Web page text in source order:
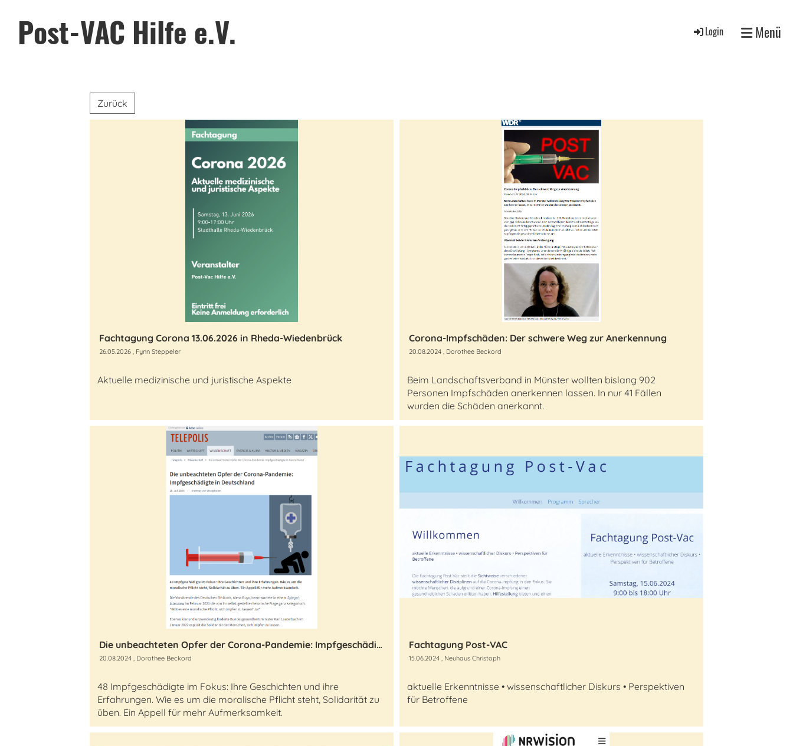
Post-VAC Hilfe e.V. Login Menü
Zurück
Fachtagung Corona 13.06.2026 in Rheda-Wiedenbrück
26.05.2026 , Fynn Steppeler
Aktuelle medizinische und juristische Aspekte
Corona-Impfschäden: Der schwere Weg zur Anerkennung
20.08.2024, Dorothee Beckord
Beim Landschaftsverband in Münster wollten bislang 902
Personen Impfschäden anerkennen lassen. In nur 41 Fällen
wurden die Schäden anerkannt.
Die unbeachteten Opfer der Corona-Pandemie: Impfgeschädigte in Deutschland
20.08.2024 , Dorothee Beckord
48 Impfgeschädigte im Fokus: Ihre Geschichten und ihre
Erfahrungen. Wie es um die moralische Pflicht steht, Solidarität zu
üben. Ein Appell für mehr Aufmerksamkeit.
Fachtagung Post-VAC
15.06.2024, Neuhaus Christoph
aktuelle Erkenntnisse • wissenschaftlicher Diskurs • Perspektiven
für Betroffene